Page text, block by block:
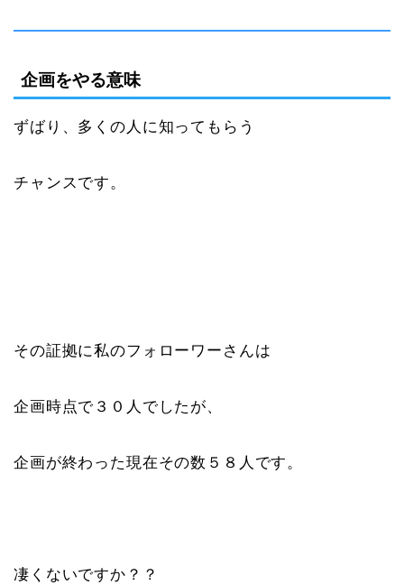
企画をやる意味
ずばり、多くの人に知ってもらう
チャンスです。
その証拠に私のフォローワーさんは
企画時点で３０人でしたが、
企画が終わった現在その数５８人です。
凄くないですか？？